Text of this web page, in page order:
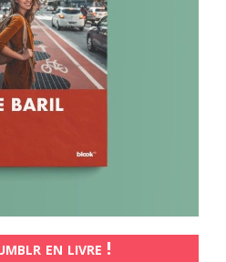
en livre !